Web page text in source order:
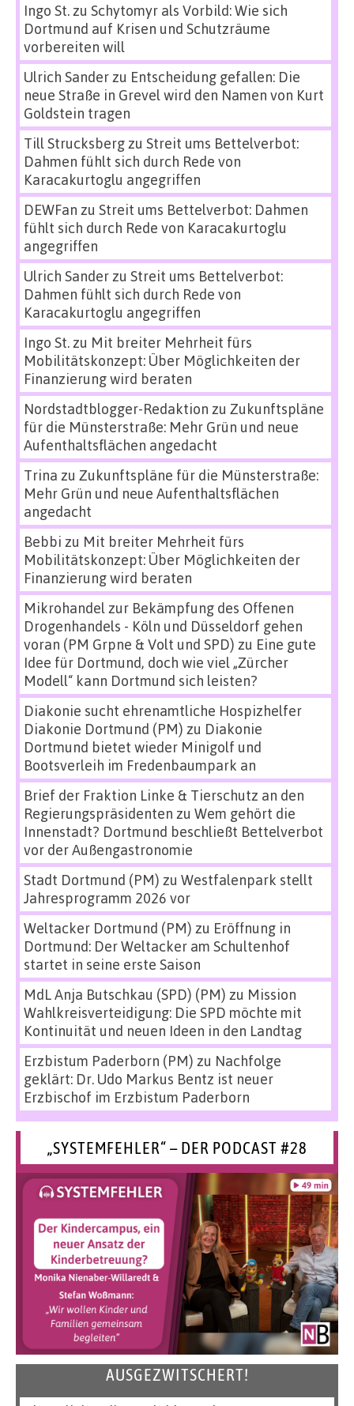
Ingo St.zu Schytomyr als Vorbild: Wie sich
Dortmund auf Krisen und Schutzräume
vorbereiten will
Ulrich Sanderzu Entscheidung gefallen: Die
neue Straße in Grevel wird den Namen von Kurt
Goldstein tragen
Till Strucksbergzu Streit ums Bettelverbot:
Dahmen fühlt sich durch Rede von
Karacakurtoglu angegriffen
DEWFan zu Streit ums Bettelverbot: Dahmen
fühlt sich durch Rede von Karacakurtoglu
angegriffen
Ulrich Sanderzu Streit ums Bettelverbot:
Dahmen fühlt sich durch Rede von
Karacakurtoglu angegriffen
Ingo St.zu Mit breiter Mehrheit fürs
Mobilitätskonzept: Über Möglichkeiten der
Finanzierung wird beraten
Nordstadtblogger-Redaktion zu Zukunftspläne
für die Münsterstraße: Mehr Grün und neue
Aufenthaltsflächen angedacht
Trina zu Zukunftspläne für die Münsterstraße:
Mehr Grün und neue Aufenthaltsflächen
angedacht
Bebbi zu Mit breiter Mehrheit fürs
Mobilitätskonzept: Über Möglichkeiten der
Finanzierung wird beraten
Mikrohandel zur Bekämpfung des Offenen
Drogenhandels - Köln und Düsseldorf gehen
voran (PM Grpne & Volt und SPD) zu Eine gute
Idee für Dortmund, doch wie viel „Zürcher
Modell“ kann Dortmund sich leisten?
Diakonie sucht ehrenamtliche Hospizhelfer
Diakonie Dortmund (PM) zu Diakonie
Dortmund bietet wieder Minigolf und
Bootsverleih im Fredenbaumpark an
Brief der Fraktion Linke & Tierschutz an den
Regierungspräsidenten zu Wem gehört die
Innenstadt? Dortmund beschließt Bettelverbot
vor der Außengastronomie
Stadt Dortmund (PM) zu Westfalenpark stellt
Jahresprogramm 2026 vor
Weltacker Dortmund (PM) zu Eröffnung in
Dortmund: Der Weltacker am Schultenhof
startet in seine erste Saison
MdL Anja Butschkau (SPD) (PM) zu Mission
Wahlkreisverteidigung: Die SPD möchte mit
Kontinuität und neuen Ideen in den Landtag
Erzbistum Paderborn (PM) zu Nachfolge
geklärt: Dr. Udo Markus Bentz ist neuer
Erzbischof im Erzbistum Paderborn
„SYSTEMFEHLER“ – DER PODCAST #28
AUSGEZWITSCHERT!